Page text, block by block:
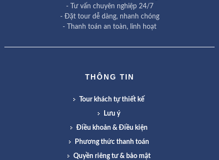
- Tư vấn chuyên nghiệp 24/7
- Đặt tour dễ dàng, nhanh chóng
- Thanh toán an toàn, linh hoạt
THÔNG TIN
Tour khách tự thiết kế
Lưu ý
Điều khoản & Điều kiện
Phương thức thanh toán
Quyền riêng tư & bảo mật